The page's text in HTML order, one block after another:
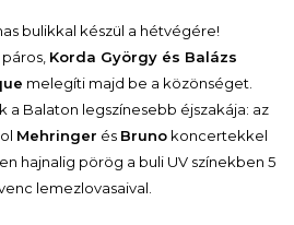
bulikkal készül a hétvégére!
Korda György és Balázs
melegíti majd be a közönséget.
Balaton legszínesebb éjszakája: az
Mehringer és Bruno koncertekkel
hajnalig pörög a buli UV színekben 5
lemezlovasaival.